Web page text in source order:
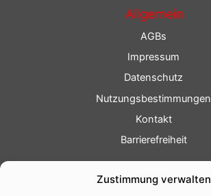
Zustimmung verwalten
Allgemein
AGBs
Impressum
Datenschutz
Nutzungsbestimmungen
Kontakt
Barrierefreiheit
Fotoservice